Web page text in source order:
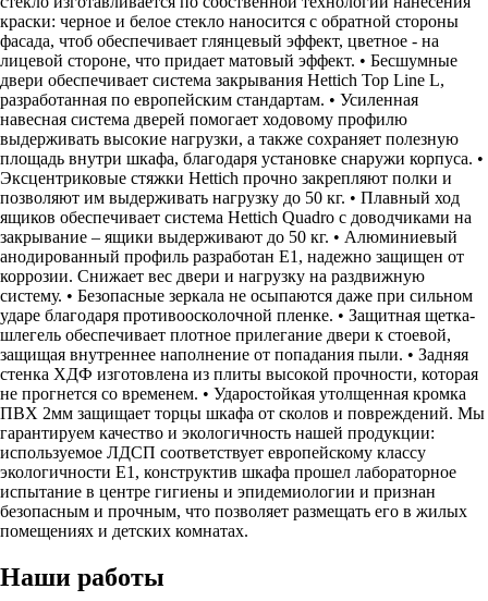
краски: черное и белое стекло наносится с обратной стороны
фасада, чтоб обеспечивает глянцевый эффект, цветное - на
лицевой стороне, что придает матовый эффект. • Бесшумные
двери обеспечивает система закрывания Hettich Top Line L,
разработанная по европейским стандартам. • Усиленная
навесная система дверей помогает ходовому профилю
выдерживать высокие нагрузки, а также сохраняет полезную
площадь внутри шкафа, благодаря установке снаружи корпуса. •
Эксцентриковые стяжки Hettich прочно закрепляют полки и
позволяют им выдерживать нагрузку до 50 кг. • Плавный ход
ящиков обеспечивает система Hettich Quadro с доводчиками на
закрывание – ящики выдерживают до 50 кг. • Алюминиевый
анодированный профиль разработан Е1, надежно защищен от
коррозии. Снижает вес двери и нагрузку на раздвижную
систему. • Безопасные зеркала не осыпаются даже при сильном
ударе благодаря противоосколочной пленке. • Защитная щетка-
шлегель обеспечивает плотное прилегание двери к стоевой,
защищая внутреннее наполнение от попадания пыли. • Задняя
стенка ХДФ изготовлена из плиты высокой прочности, которая
не прогнется со временем. • Ударостойкая утолщенная кромка
ПВХ 2мм защищает торцы шкафа от сколов и повреждений. Мы
гарантируем качество и экологичность нашей продукции:
используемое ЛДСП соответствует европейскому классу
экологичности Е1, конструктив шкафа прошел лабораторное
испытание в центре гигиены и эпидемиологии и признан
безопасным и прочным, что позволяет размещать его в жилых
помещениях и детских комнатах.
Наши работы